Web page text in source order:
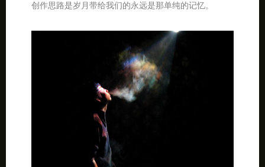
创作思路是岁月带给我们的永远是那单纯的记忆。